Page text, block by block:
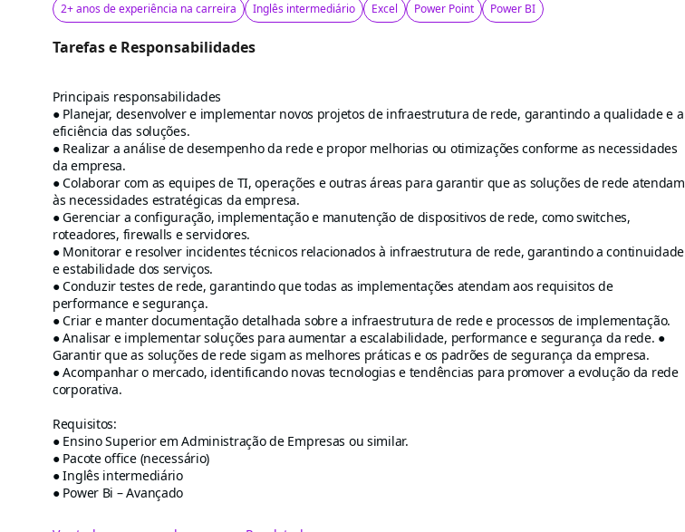
2+ anos de experiência na carreira Inglês intermediário Excel Power Point Power BI
Tarefas e Responsabilidades
Principais responsabilidades
● Planejar, desenvolver e implementar novos projetos de infraestrutura de rede, garantindo a qualidade e a
eficiência das soluções.
● Realizar a análise de desempenho da rede e propor melhorias ou otimizações conforme as necessidades
da empresa.
● Colaborar com as equipes de TI, operações e outras áreas para garantir que as soluções de rede atendam
às necessidades estratégicas da empresa.
● Gerenciar a configuração, implementação e manutenção de dispositivos de rede, como switches,
roteadores, firewalls e servidores.
● Monitorar e resolver incidentes técnicos relacionados à infraestrutura de rede, garantindo a continuidade
e estabilidade dos serviços.
● Conduzir testes de rede, garantindo que todas as implementações atendam aos requisitos de
performance e segurança.
● Criar e manter documentação detalhada sobre a infraestrutura de rede e processos de implementação.
● Analisar e implementar soluções para aumentar a escalabilidade, performance e segurança da rede. ●
Garantir que as soluções de rede sigam as melhores práticas e os padrões de segurança da empresa.
● Acompanhar o mercado, identificando novas tecnologias e tendências para promover a evolução da rede
corporativa.
Requisitos:
● Ensino Superior em Administração de Empresas ou similar.
● Pacote office (necessário)
● Inglês intermediário
● Power Bi – Avançado